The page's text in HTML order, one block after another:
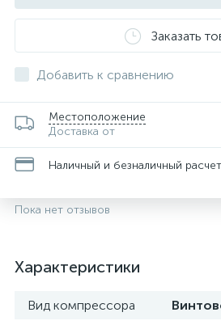
Заказать
Добавить к сравнению
Местоположение
Доставка от
Наличный и безналичный
Пока нет отзывов
Характеристики
Вид компрессора